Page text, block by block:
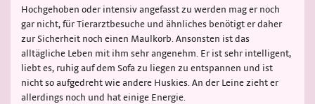
Hochgehoben oder intensiv angefasst zu werden mag er noch
gar nicht, für Tierarztbesuche und ähnliches benötigt er daher
zur Sicherheit noch einen Maulkorb. Ansonsten ist das
alltägliche Leben mit ihm sehr angenehm. Er ist sehr intelligent,
liebt es, ruhig auf dem Sofa zu liegen zu entspannen und ist
nicht so aufgedreht wie andere Huskies. An der Leine zieht er
allerdings noch und hat einige Energie.